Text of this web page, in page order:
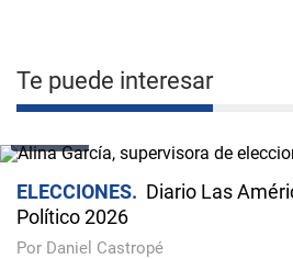
Te puede interesar
ELECCIONES
Diario Las
Político 2026
Por Daniel Castropé